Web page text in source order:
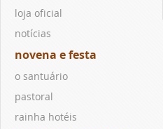
loja oficial
notícias
novena e festa
o santuário
pastoral
rainha hotéis